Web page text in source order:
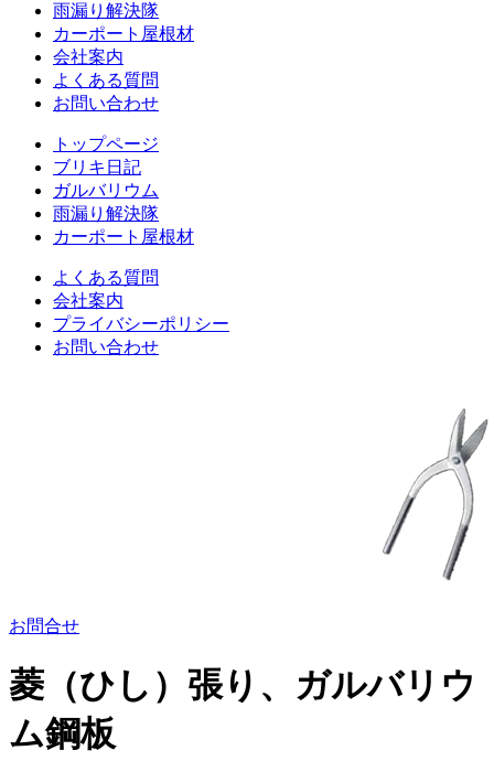
雨漏り解決隊
カーポート屋根材
会社案内
よくある質問
お問い合わせ
トップページ
ブリキ日記
ガルバリウム
雨漏り解決隊
カーポート屋根材
よくある質問
会社案内
プライバシーポリシー
お問い合わせ
お問合せ
菱（ひし）張り、ガルバリウ
ム鋼板